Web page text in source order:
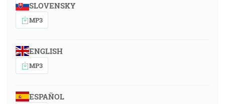
SLOVENSKY
MP3
ENGLISH
MP3
ESPAÑOL